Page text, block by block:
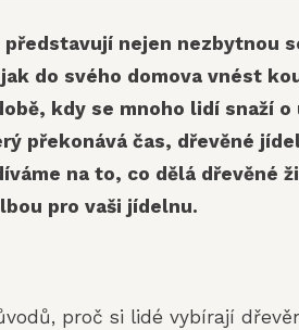
představují nejen nezbytnou
do svého domova vnést
kdy se mnoho lidí snaží
překonává čas, dřevěné
na to, co dělá dřevěné
pro vaši jídelnu.
proč si lidé vybírají